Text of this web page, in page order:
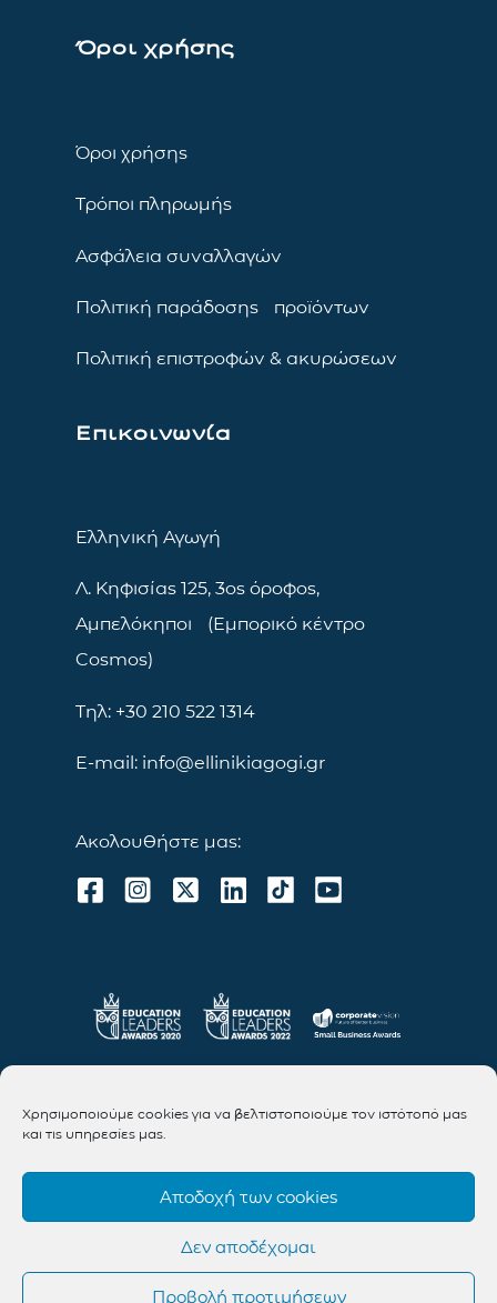
Χρησιμοποιούμε cookies για να βελτιστοποιούμε τον ιστότοπό μας
και τις υπηρεσίες μας.
Αποδοχή των cookies
Δεν αποδέχομαι
Προβολή προτιμήσεων
Όροι χρήσης
Όροι χρήσης
Τρόποι πληρωμής
Ασφάλεια συναλλαγών
Πολιτική παράδοσης προϊόντων
Πολιτική επιστροφών & ακυρώσεων
Επικοινωνία
Ελληνική Αγωγή
Λ. Κηφισίας 125, 3ος όροφος,
Αμπελόκηποι (Εμπορικό κέντρο
Cosmos)
Τηλ: +30 210 522 1314
E-mail: info@ellinikiagogi.gr
Ακολουθήστε μας: